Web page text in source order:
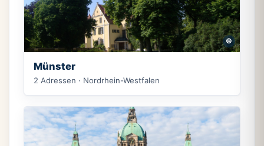
©
Münster
2 Adressen · Nordrhein-Westfalen